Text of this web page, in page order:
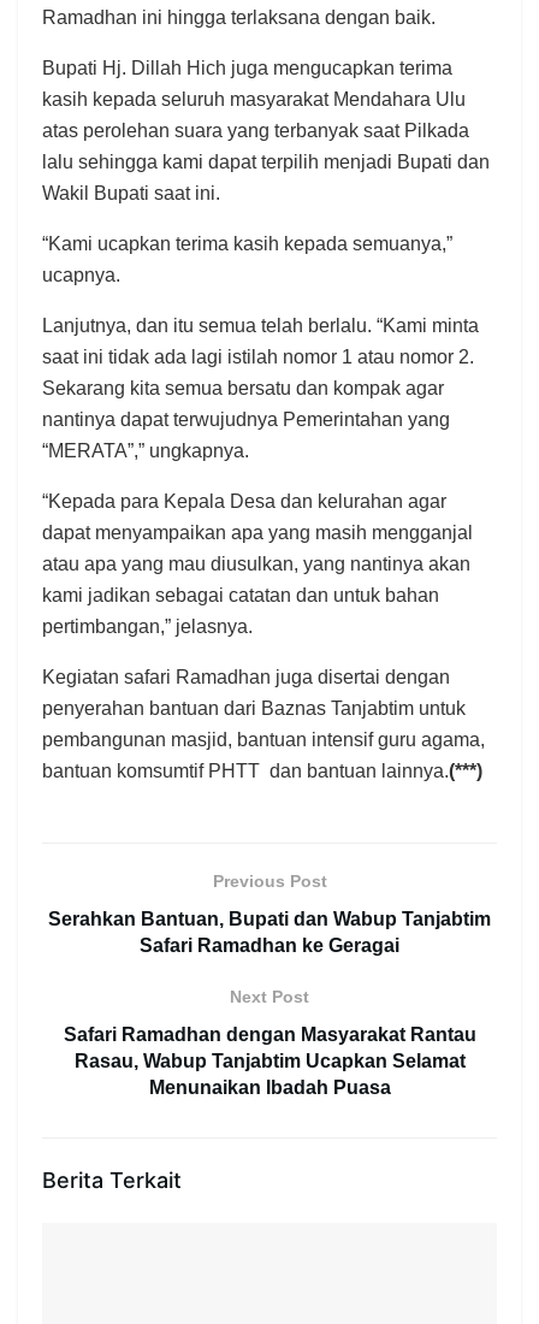
Ramadhan ini hingga terlaksana dengan baik.
Bupati Hj. Dillah Hich juga mengucapkan terima
kasih kepada seluruh masyarakat Mendahara Ulu
atas perolehan suara yang terbanyak saat Pilkada
lalu sehingga kami dapat terpilih menjadi Bupati dan
Wakil Bupati saat ini.
“Kami ucapkan terima kasih kepada semuanya,”
ucapnya.
Lanjutnya, dan itu semua telah berlalu. “Kami minta
saat ini tidak ada lagi istilah nomor 1 atau nomor 2.
Sekarang kita semua bersatu dan kompak agar
nantinya dapat terwujudnya Pemerintahan yang
“MERATA”,” ungkapnya.
“Kepada para Kepala Desa dan kelurahan agar
dapat menyampaikan apa yang masih mengganjal
atau apa yang mau diusulkan, yang nantinya akan
kami jadikan sebagai catatan dan untuk bahan
pertimbangan,” jelasnya.
Kegiatan safari Ramadhan juga disertai dengan
penyerahan bantuan dari Baznas Tanjabtim untuk
pembangunan masjid, bantuan intensif guru agama,
bantuan komsumtif PHTT dan bantuan lainnya.(***)
Previous Post
Serahkan Bantuan, Bupati dan Wabup Tanjabtim
Safari Ramadhan ke Geragai
Next Post
Safari Ramadhan dengan Masyarakat Rantau
Rasau, Wabup Tanjabtim Ucapkan Selamat
Menunaikan Ibadah Puasa
Berita Terkait